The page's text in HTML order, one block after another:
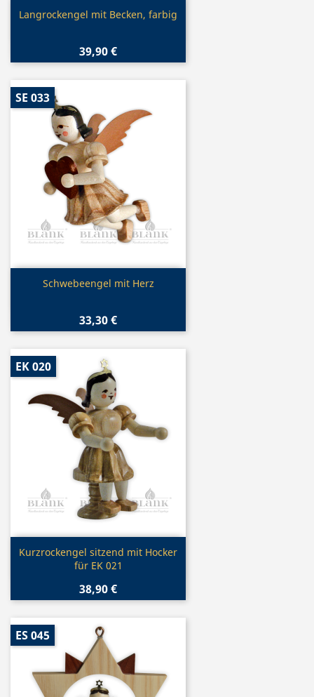
Vorschau
Langrockengel mit Becken, farbig
39,90 €
Vorschau
Schwebeengel mit Herz
33,30 €
SE 033
Vorschau
Kurzrockengel sitzend mit Hocker
für EK 021
38,90 €
EK 020
ES 045